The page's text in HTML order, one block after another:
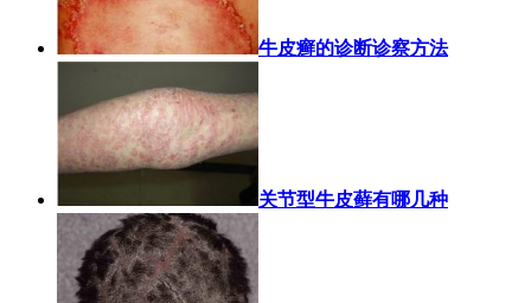
牛皮癣的诊断诊察方法
关节型牛皮藓有哪几种